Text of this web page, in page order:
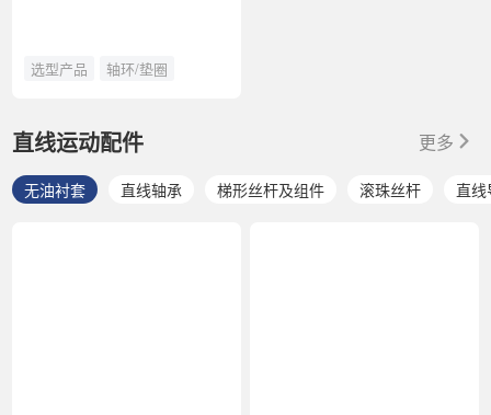
选型产品 轴环/垫圈
直线运动配件 更多
无油衬套 直线轴承 梯形丝杆及组件 滚珠丝杆 直